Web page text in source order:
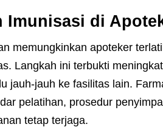
Imunisasi di
memungkinkan apoteker
Langkah ini terbukti
jauh-jauh ke fasilitas lain.
pelatihan, prosedur
tetap terjaga.